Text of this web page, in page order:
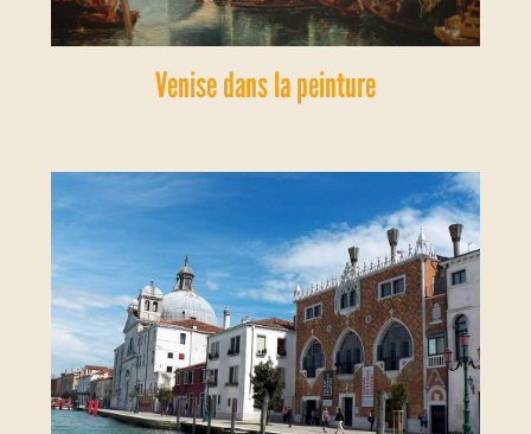
Venise dans la peinture